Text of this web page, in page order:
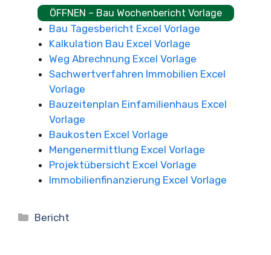
ÖFFNEN – Bau Wochenbericht Vorlage
Bau Tagesbericht Excel Vorlage
Kalkulation Bau Excel Vorlage
Weg Abrechnung Excel Vorlage
Sachwertverfahren Immobilien Excel
Vorlage
Bauzeitenplan Einfamilienhaus Excel
Vorlage
Baukosten Excel Vorlage
Mengenermittlung Excel Vorlage
Projektübersicht Excel Vorlage
Immobilienfinanzierung Excel Vorlage
Kategorien
Bericht